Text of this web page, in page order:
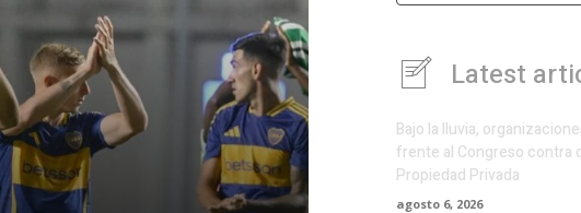
Latest
Bajo la lluvia,
frente al Congreso contra
Propiedad Privada
agosto 6, 2026